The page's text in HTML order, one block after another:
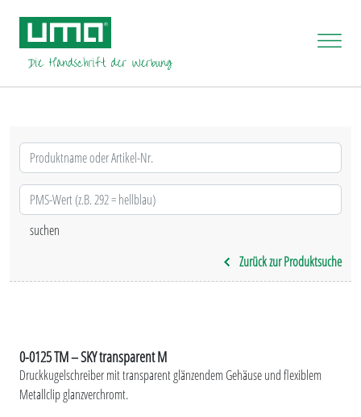
Zurück zur Produktsuche
0-0125 TM – SKY transparent M
Druckkugelschreiber mit transparent glänzendem Gehäuse und flexiblem
Metallclip glanzverchromt.